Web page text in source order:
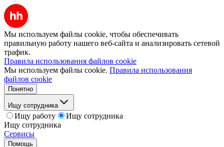
Мы используем файлы cookie, чтобы обеспечивать
правильную работу нашего веб-сайта и анализировать сетевой
трафик.
Правила использования файлов cookie
Мы используем файлы cookie. Правила использования
файлов cookie
Понятно
Ищу сотрудника
Ищу работу
Ищу сотрудника
Ищу сотрудника
Сервисы
Помощь